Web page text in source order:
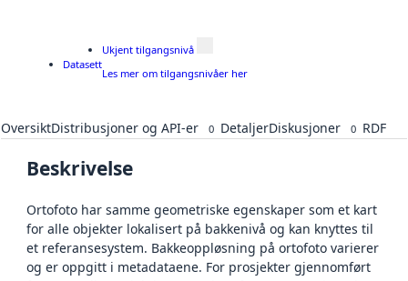
Datasett
Ukjent tilgangsnivå
Les mer om tilgangsnivåer her
OversiktDistribusjoner og API-er 0 DetaljerDiskusjoner 0 RDF
Beskrivelse
Ortofoto har samme geometriske egenskaper som et kart
for alle objekter lokalisert på bakkenivå og kan knyttes til
et referansesystem. Bakkeoppløsning på ortofoto varierer
og er oppgitt i metadataene. For prosjekter gjennomført